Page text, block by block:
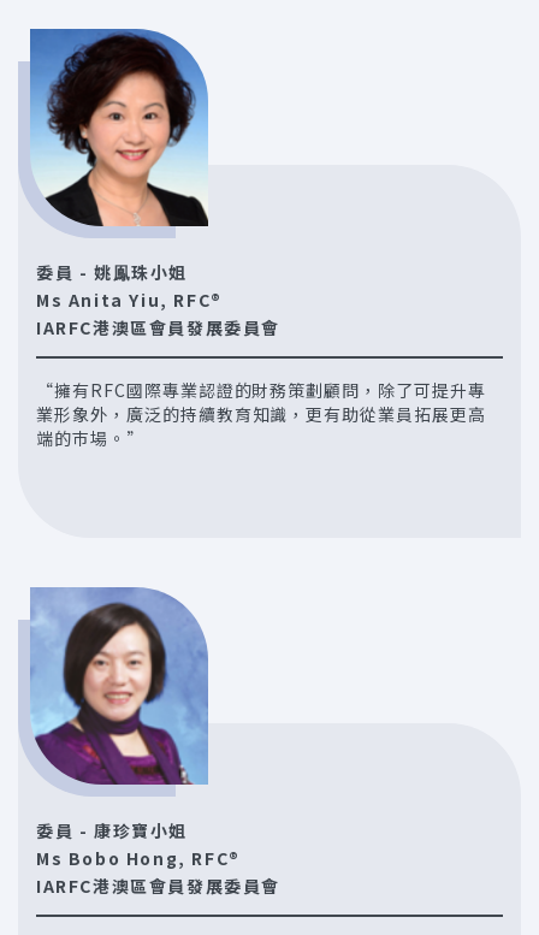
委員 - 姚鳯珠小姐
Ms Anita Yiu, RFC®
IARFC港澳區會員發展委員會
“擁有RFC國際專業認證的財務策劃顧問，除了可提升專
業形象外，廣泛的持續教育知識，更有助從業員拓展更高
端的巿場。”
委員 - 康珍寶小姐
Ms Bobo Hong, RFC®
IARFC港澳區會員發展委員會